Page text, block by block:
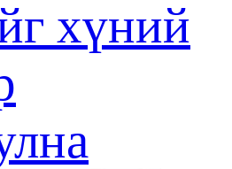
хүний